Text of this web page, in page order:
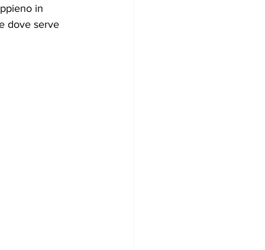
in
dove serve